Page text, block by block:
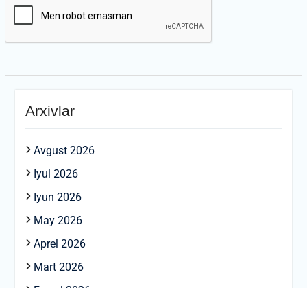
Arxivlar
Avgust 2026
Iyul 2026
Iyun 2026
May 2026
Aprel 2026
Mart 2026